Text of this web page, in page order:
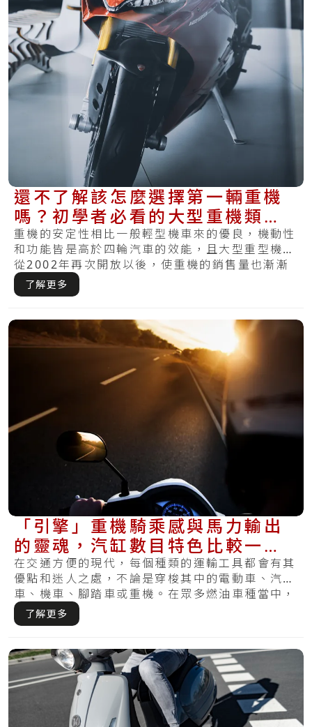
還不了解該怎麼選擇第一輛重機
嗎？初學者必看的大型重機類別
的介紹
重機的安定性相比一般輕型機車來的優良，機動性
和功能皆是高於四輪汽車的效能，且大型重型機車
從2002年再次開放以後，使重機的銷售量也漸漸
提.....
了解更多
「引擎」重機騎乘感與馬力輸出
的靈魂，汽缸數目特色比較一次
整理
在交通方便的現代，每個種類的運輸工具都會有其
優點和迷人之處，不論是穿梭其中的電動車、汽
車、機車、腳踏車或重機。在眾多燃油車種當中，
超跑的.....
了解更多